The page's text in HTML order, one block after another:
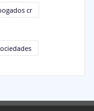
cr